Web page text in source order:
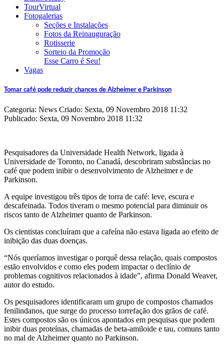
TourVirtual
Fotogalerias
Seções e Instalações
Fotos da Reinauguração
Rotisserie
Sorteio da Promoção
Esse Carro é Seu!
Vagas
Tomar café pode reduzir chances de Alzheimer e Parkinson
Categoria: News Criado: Sexta, 09 Novembro 2018 11:32
Publicado: Sexta, 09 Novembro 2018 11:32
Pesquisadores da Universidade Health Network, ligada à
Universidade de Toronto, no Canadá, descobriram substâncias no
café que podem inibir o desenvolvimento de Alzheimer e de
Parkinson.
A equipe investigou três tipos de torra de café: leve, escura e
descafeinada. Todos tiveram o mesmo potencial para diminuir os
riscos tanto de Alzheimer quanto de Parkinson.
Os cientistas concluíram que a cafeína não estava ligada ao efeito de
inibição das duas doenças.
“Nós queríamos investigar o porquê dessa relação, quais compostos
estão envolvidos e como eles podem impactar o declínio de
problemas cognitivos relacionados à idade”, afirma Donald Weaver,
autor do estudo.
Os pesquisadores identificaram um grupo de compostos chamados
fenilindanos, que surge do processo torrefação dos grãos de café.
Estes compostos são os únicos apontados em pesquisas que podem
inibir duas proteínas, chamadas de beta-amiloide e tau, comuns tanto
no mal de Alzheimer quanto no Parkinson.